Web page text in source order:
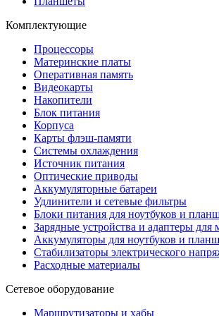
Комплектующие
Процессоры
Материнские платы
Оперативная память
Видеокарты
Накопители
Блок питания
Корпуса
Карты флэш-памяти
Системы охлаждения
Источник питания
Оптические приводы
Аккумуляторные батареи
Удлинители и сетевые фильтры
Блоки питания для ноутбуков и
Зарядные устройства и адаптеры
Аккумуляторы для ноутбуков и
Стабилизаторы электрического
Расходные материалы
Сетевое оборудование
Маршрутизаторы и хабы